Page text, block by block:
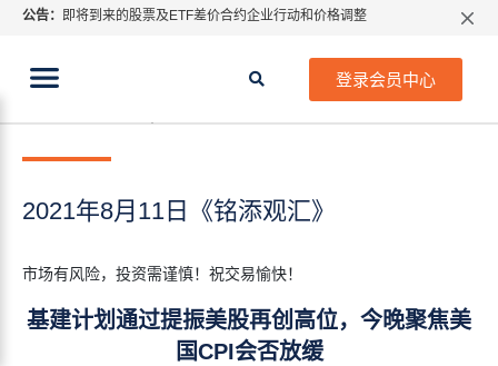
公告： 即将到来的股票及ETF差价合约企业行动和价格调整
登录会员中心
当前位置: 2021年8月11日《铭添观汇》
2021年8月11日《铭添观汇》
市场有风险，投资需谨慎！祝交易愉快！
基建计划通过提振美股再创高位，今晚聚焦美
国CPI会否放缓